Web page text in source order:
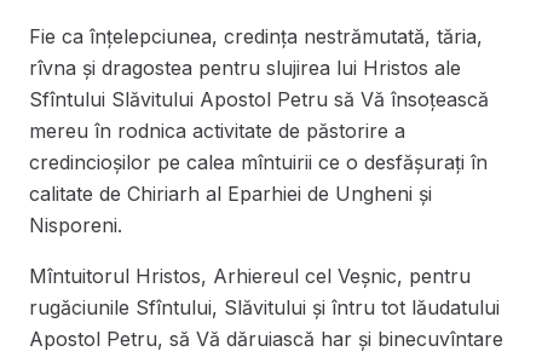
Fie ca înțelepciunea, credința nestrămutată, tăria,
rîvna și dragostea pentru slujirea lui Hristos ale
Sfîntului Slăvitului Apostol Petru să Vă însoțească
mereu în rodnica activitate de păstorire a
credincioșilor pe calea mîntuirii ce o desfășurați în
calitate de Chiriarh al Eparhiei de Ungheni și
Nisporeni.
Mîntuitorul Hristos, Arhiereul cel Veşnic, pentru
rugăciunile Sfîntului, Slăvitului şi întru tot lăudatului
Apostol Petru, să Vă dăruiască har şi binecuvîntare